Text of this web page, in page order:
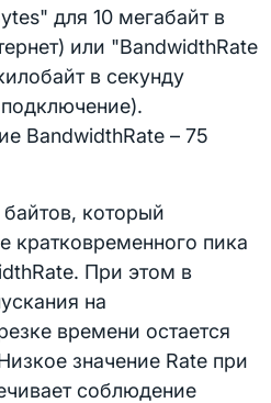
для 10 мегабайт в
или "BandwidthRate
в секунду
BandwidthRate – 75
байтов, который
кратковременного пика
При этом в
на
времени остается
значение Rate при
соблюдение